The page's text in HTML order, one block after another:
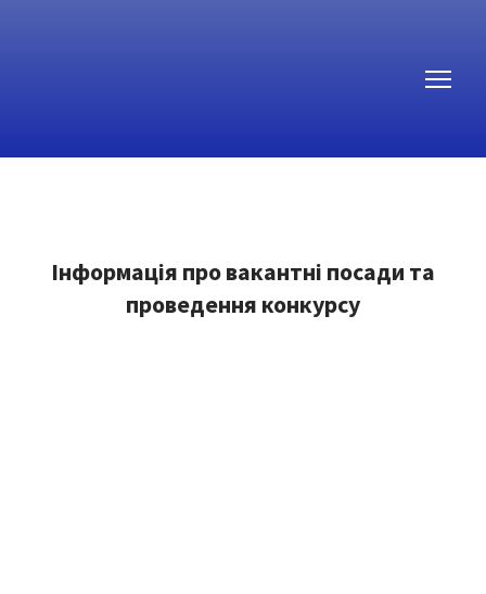
Інформація про вакантні посади та
проведення конкурсу